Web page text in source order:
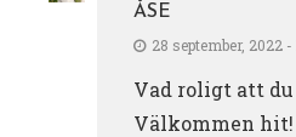
ÅSE
28 september, 2022 -
Vad roligt att
Välkommen hit!